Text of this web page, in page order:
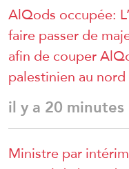
AlQods occupée:
faire passer de
afin de couper
palestinien au
il y a 20 minutes
Ministre par